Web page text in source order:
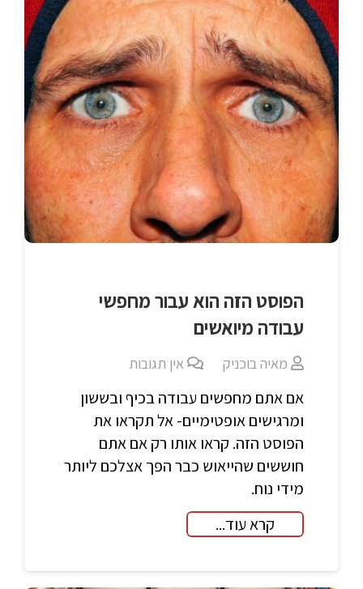
הפוסט הזה הוא עבור מחפשי
עבודה מיואשים
מאיה בוכניק אין תגובות
אם אתם מחפשים עבודה בכיף ובששון
ומרגישים אופטימיים- אל תקראו את
הפוסט הזה. קראו אותו רק אם אתם
חוששים שהייאוש כבר הפך אצלכם ליותר
מידי נוח.
קרא עוד...